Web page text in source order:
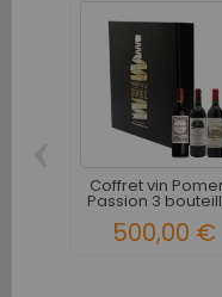
Coffret vin
Passion 3
500,00 €